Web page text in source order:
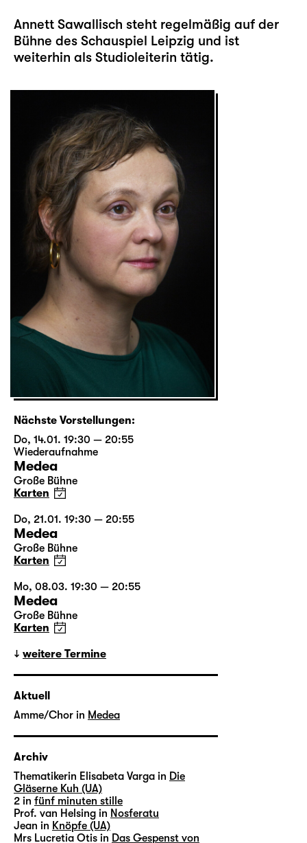
Annett Sawallisch steht regelmäßig auf der
Bühne des Schauspiel Leipzig und ist
weiterhin als Studioleiterin tätig.
Nächste Vorstellungen:
Do, 14.01. 19:30 — 20:55
Wiederaufnahme
Medea
Große Bühne
Karten
Do, 21.01. 19:30 — 20:55
Medea
Große Bühne
Karten
Mo, 08.03. 19:30 — 20:55
Medea
Große Bühne
Karten
weitere Termine
Aktuell
Amme/Chor in Medea
Archiv
Thematikerin Elisabeta Varga in Die
Gläserne Kuh (UA)
2 in fünf minuten stille
Prof. van Helsing in Nosferatu
Jean in Knöpfe (UA)
Mrs Lucretia Otis in Das Gespenst von